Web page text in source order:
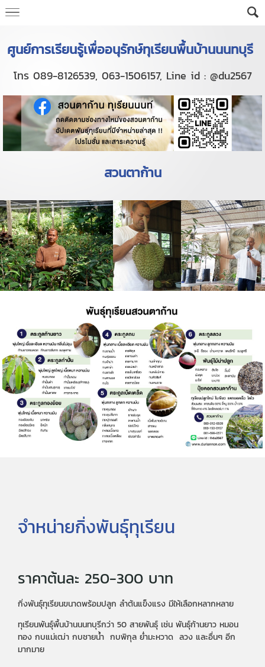
ศูนย์การเรียนรู้เพื่ออนุรักษ์ทุเรียนพื้นบ้านนนทบุรี
โทร 089-8126539, 063-1506157, Line id : @du2567
สวนตาก้าน
จำหน่ายกิ่งพันธุ์ทุเรียน
ราคาต้นละ 250-300 บาท
กิ่งพันธุ์ทุเรียนขนาดพร้อมปลูก ลำต้นแข็งแรง มีให้เลือกหลากหลาย
ทุเรียนพันธุ์พื้นบ้านนนทบุรีกว่า 50 สายพันธุ์ เช่น พันธุ์ก้านยาว หมอน
ทอง กบแม่เฒ่า กบชายน้ำ กบพิกุล ย่ำมะหวาด ลวง และอื่นๆ อีก
มากมาย